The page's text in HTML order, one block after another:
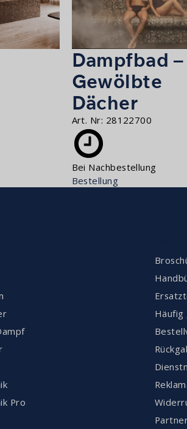
Dampfbad –
Gewölbte
Dächer
Art. Nr: 28122700
Bei Nachbestellung
Bestellung
Pro
Häufig